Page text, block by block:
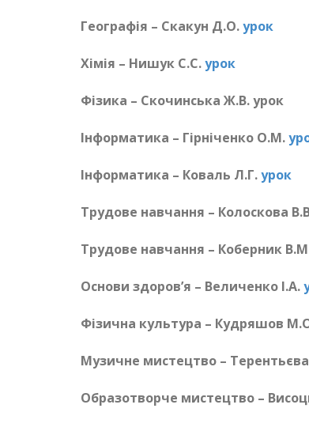
Географія – Скакун Д.О.урок
Хімія – Нишук С.С.урок
Фізика – Скочинська Ж.В. урок
Інформатика – Гірніченко О.М.
Інформатика – Коваль Л.Г.урок
Трудове навчання – Колоскова
Трудове навчання – Коберник
Основи здоров’я – Величенко І.А.
Фізична культура – Кудряшов
Музичне мистецтво –
Образотворче мистецтво –